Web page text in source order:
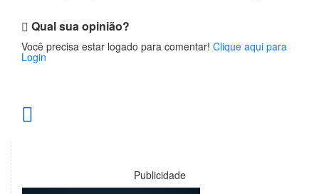
Qual sua opinião?
Você precisa estar logado para comentar! Clique aqui para
Login
Publicidade